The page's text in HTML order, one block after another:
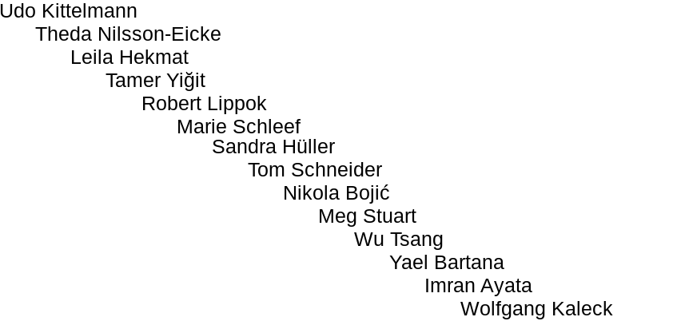
Udo Kittelmann
Theda Nilsson-Eicke
Leila Hekmat
Tamer Yiğit
Robert Lippok
Marie Schleef
Sandra Hüller
Tom Schneider
Nikola Bojić
Meg Stuart
Wu Tsang
Yael Bartana
Imran Ayata
Wolfgang Kaleck